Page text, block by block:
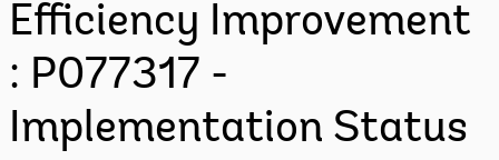
Efficiency Improvement
: P077317 -
Implementation Status